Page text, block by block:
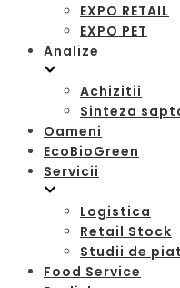
EXPO RETAIL
EXPO PET
Analize
Achizitii
Sinteza
Oameni
EcoBioGreen
Servicii
Logistica
Retail Stock
Studii de
Food Service